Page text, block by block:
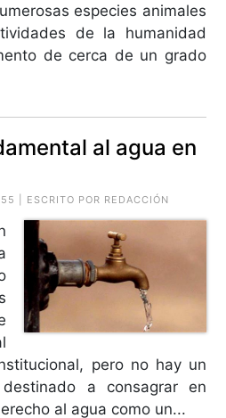
especies animales
de la humanidad
de cerca de un grado
al agua en
| ESCRITO POR REDACCIÓN
pero no hay un
a consagrar en
al agua como un...